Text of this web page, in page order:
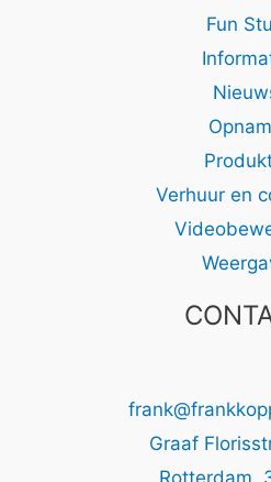
Fun
Verhuur en
Graaf
Rotterdam